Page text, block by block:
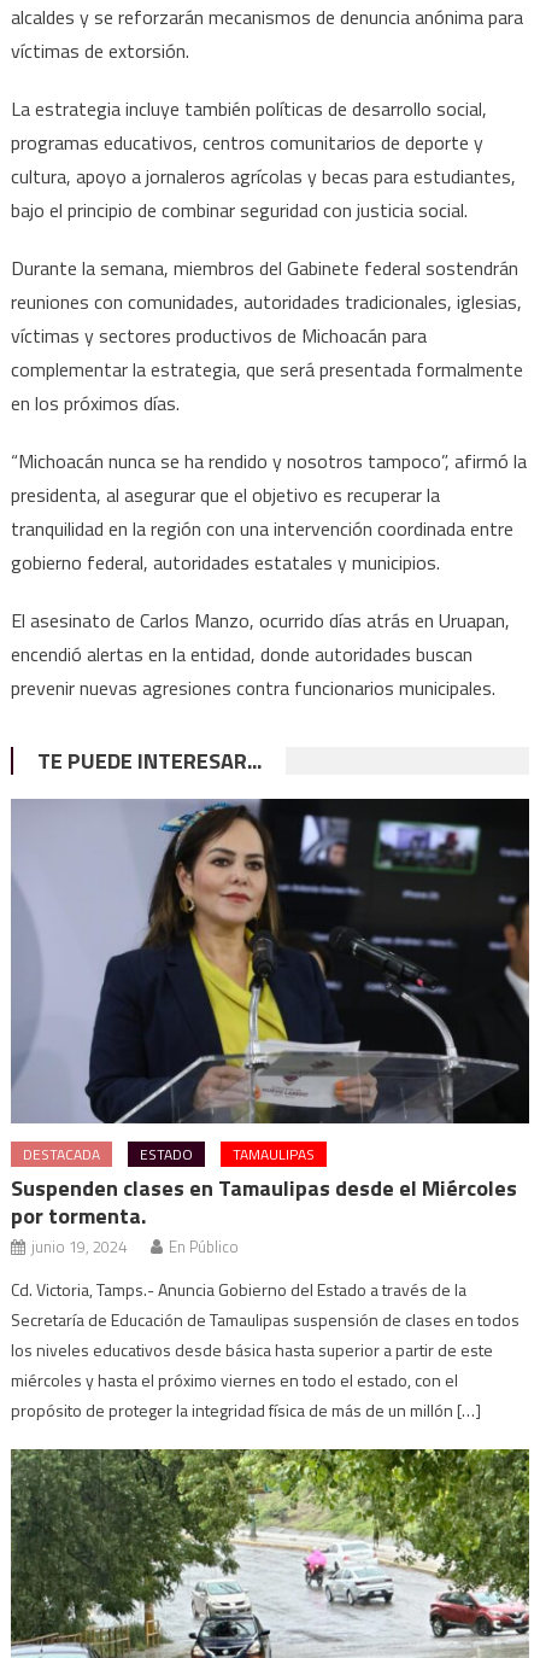
alcaldes y se reforzarán mecanismos de denuncia anónima para
víctimas de extorsión.
La estrategia incluye también políticas de desarrollo social,
programas educativos, centros comunitarios de deporte y
cultura, apoyo a jornaleros agrícolas y becas para estudiantes,
bajo el principio de combinar seguridad con justicia social.
Durante la semana, miembros del Gabinete federal sostendrán
reuniones con comunidades, autoridades tradicionales, iglesias,
víctimas y sectores productivos de Michoacán para
complementar la estrategia, que será presentada formalmente
en los próximos días.
“Michoacán nunca se ha rendido y nosotros tampoco”, afirmó la
presidenta, al asegurar que el objetivo es recuperar la
tranquilidad en la región con una intervención coordinada entre
gobierno federal, autoridades estatales y municipios.
El asesinato de Carlos Manzo, ocurrido días atrás en Uruapan,
encendió alertas en la entidad, donde autoridades buscan
prevenir nuevas agresiones contra funcionarios municipales.
TE PUEDE INTERESAR...
DESTACADA ESTADO TAMAULIPAS
Suspenden clases en Tamaulipas desde el Miércoles
por tormenta.
junio 19, 2024 En Público
Cd. Victoria, Tamps.- Anuncia Gobierno del Estado a través de la
Secretaría de Educación de Tamaulipas suspensión de clases en todos
los niveles educativos desde básica hasta superior a partir de este
miércoles y hasta el próximo viernes en todo el estado, con el
propósito de proteger la integridad física de más de un millón […]